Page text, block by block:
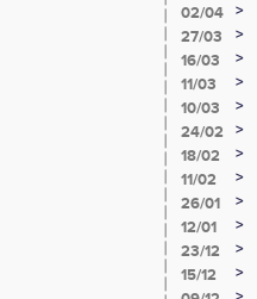
02/04
>
27/03
>
16/03 >
11/03
>
10/03
>
24/02
>
18/02 >
11/02 >
26/01
>
12/01 >
23/12
>
15/12
>